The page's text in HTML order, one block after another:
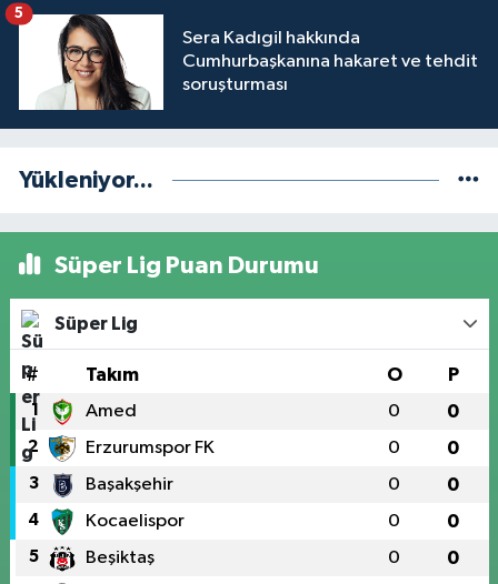
Sera Kadıgil hakkında
Cumhurbaşkanına hakaret ve tehdit
soruşturması
5
Yükleniyor...
Süper Lig Puan Durumu
Süper Lig
# Takım O P
1 Amed 0 0
2 Erzurumspor FK 0 0
3 Başakşehir 0 0
4 Kocaelispor 0 0
5 Beşiktaş 0 0